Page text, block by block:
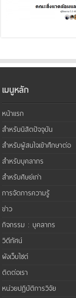
เมนูหลัก
หน้าแรก
สำหรับนิสิตปัจจุบัน
สำหรับผู้สนใจเข้าศึกษาต่อ
สำหรับบุคลากร
สำหรับศิษย์เก่า
การจัดการความรู้
ข่าว
กิจกรรม : บุคลากร
วิดีทัศน์
ผังเว็บไซต์
ติดต่อเรา
หน่วยปฏิบัติการวิจัย